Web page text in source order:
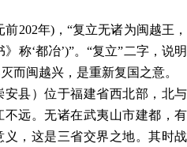
前202年)，“复立无诸为闽越王，
称‘都冶’)”。“复立”二字，说明
而闽越兴，是重新复国之意。
安县）位于福建省西北部，北与
远。无诸在武夷山市建都，有
，这是三省交界之地。其时战